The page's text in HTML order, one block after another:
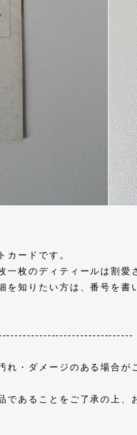
カードです。
一枚のディティールは割愛
を知りたい方は、番号を書
れ・ダメージのある場合が
であることをご了承の上、